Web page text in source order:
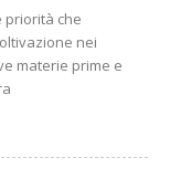
priorità che
nei
materie prime e